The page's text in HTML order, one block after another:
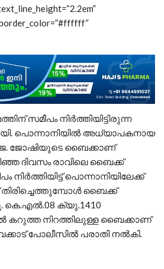
സമീപം നിര്‍ത്തിയിട്ടിരുന്ന
പൊന്നാനിയില്‍ അധ്യാപകനായ
ജോഷിയുടെ ബൈക്കാണ്
ദിവസം രാവിലെ ബൈക്ക്
നിര്‍ത്തിയിട്ട് പൊന്നാനിയിലേക്ക്
ബൈക്ക്
കെ.എല്‍.08 ക്യു.1410
കറുത്ത നിറത്തിലുള്ള ബൈക്കാണ്
പോലീസില്‍ പരാതി നല്‍കി.